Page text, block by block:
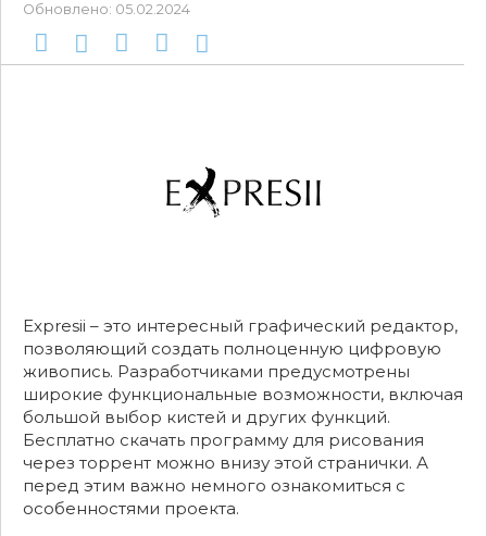
Обновлено: 05.02.2024
Expresii – это интересный графический редактор,
позволяющий создать полноценную цифровую
живопись. Разработчиками предусмотрены
широкие функциональные возможности, включая
большой выбор кистей и других функций.
Бесплатно скачать программу для рисования
через торрент можно внизу этой странички. А
перед этим важно немного ознакомиться с
особенностями проекта.